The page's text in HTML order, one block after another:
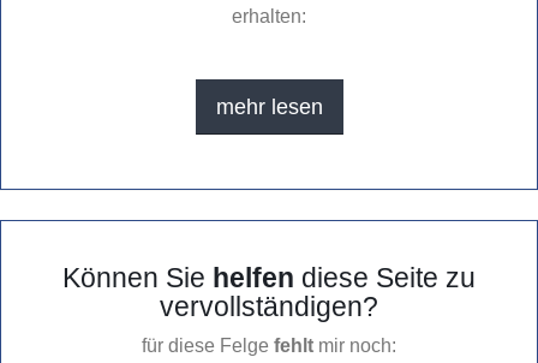
erhalten:
mehr lesen
Können Sie helfen diese Seite zu
vervollständigen?
für diese Felge fehlt mir noch: